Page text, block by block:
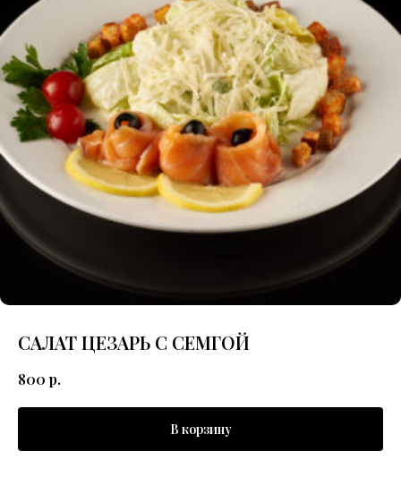
САЛАТ ЦЕЗАРЬ С СЕМГОЙ
800 р.
В корзину